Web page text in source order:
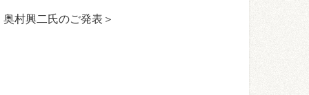
村興二氏のご発表 ＞